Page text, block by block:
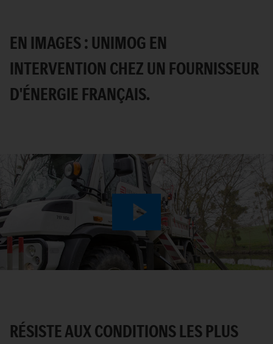
EN IMAGES : UNIMOG EN
INTERVENTION CHEZ UN FOURNISSEUR
D'ÉNERGIE FRANÇAIS.
Play
Video
RÉSISTE AUX CONDITIONS LES PLUS